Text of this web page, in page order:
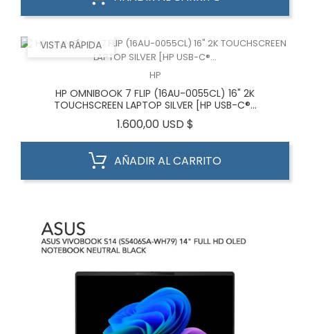
VISTA RÁPIDA
HP
HP OMNIBOOK 7 FLIP (16AU-0055CL) 16" 2K
TOUCHSCREEN LAPTOP SILVER [HP USB-C®...
1.600,00 USD $
AÑADIR AL CARRITO